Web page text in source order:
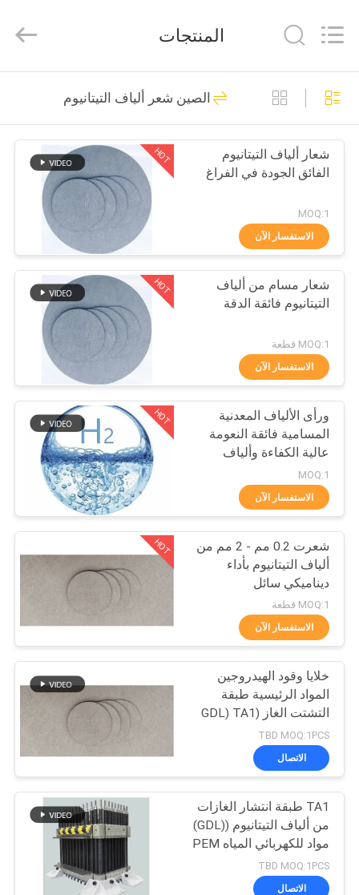
بيت
منتجات
أشرطة
فيديو
عرض
الواقع
معلومات
عنا
جولة
المعمل
مراقبة
الجودة
اتصل
بنا
BLOG
اطلب
اقتباس
خريطة
الموقع
Materials
Rights
الألياف المعدنية
الملبدة
30
ألياف الفولاذ المقاوم
22
ألياف التيتانيوم
11
ألياف النيكل
4
الألياف النحاسية
2
المنتجات
الصين شعر ألياف التيتانيوم
HOT
شعار ألياف التيتانيوم
الفائق الجودة في الفراغ
MOQ:1
الاستفسار الآن
HOT
شعار مسام من ألياف
التيتانيوم فائقة الدقة
MOQ:1 قطعة
الاستفسار الآن
HOT
ورأى الألياف المعدنية
المسامية فائقة النعومة
عالية الكفاءة وألياف
التيتانيوم
MOQ:1
الاستفسار الآن
HOT
شعرت 0.2 مم - 2 مم من
ألياف التيتانيوم بأداء
ديناميكي سائل
MOQ:1 قطعة
الاستفسار الآن
خلايا وقود الهيدروجين
المواد الرئيسية طبقة
التشتت الغاز (GDL) TA1
شعير ألياف التيتانيوم
TBD MOQ:1PCS
الاتصال
TA1 طبقة انتشار الغازات
من ألياف التيتانيوم ((GDL)
مواد للكهربائي المياه PEM
TBD MOQ:1PCS
الاتصال